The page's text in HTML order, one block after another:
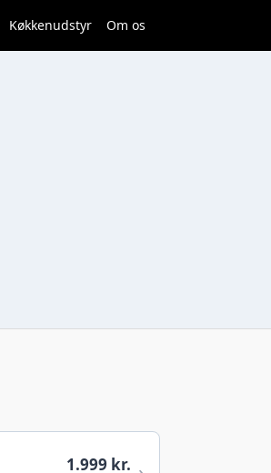
Køkkenudstyr Om os
1.999 kr.